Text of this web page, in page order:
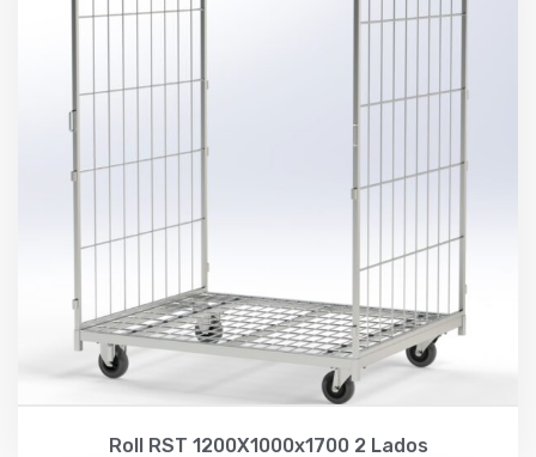
Roll RST 1200X1000x1700 2 Lados